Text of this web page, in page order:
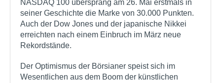
NASDAQ 100 übersprang am 26. Mai erstmals in
seiner Geschichte die Marke von 30.000 Punkten.
Auch der Dow Jones und der japanische Nikkei
erreichten nach einem Einbruch im März neue
Rekordstände.
Der Optimismus der Börsianer speist sich im
Wesentlichen aus dem Boom der künstlichen